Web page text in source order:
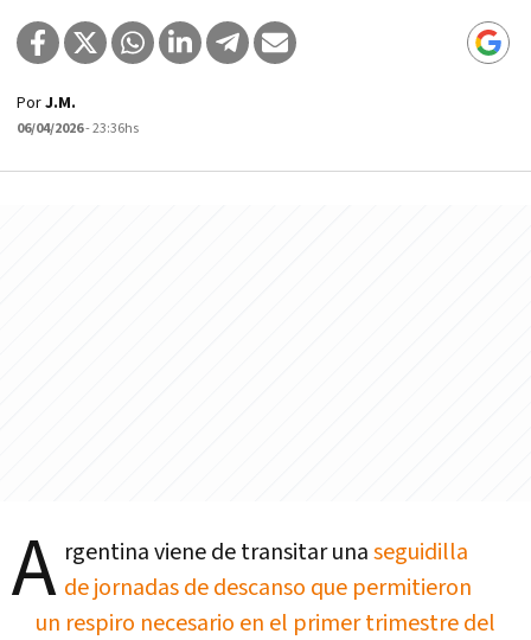
PorJ.M.
06/04/2026- 23:36hs
A rgentina viene de transitar unaseguidilla
de jornadas de descanso que permitieron
un respiro necesario en el primer trimestre del